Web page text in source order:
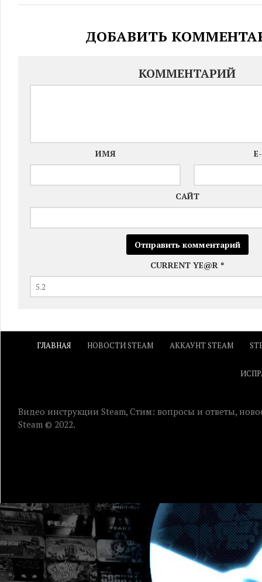
ДОБАВИТЬ
КОММЕНТАРИЙ
ИМЯ
САЙТ
CURRENT YE@R *
ГЛАВНАЯ НОВОСТИ STEAM АККАУНТ STEAM
Видео инструкции Steam, Стим: вопросы и ответы,
Steam © 2022.